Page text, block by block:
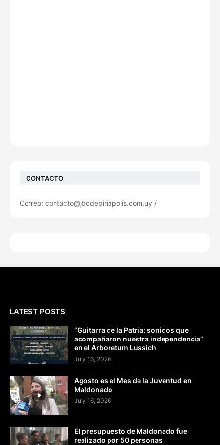
CONTACTO
Correo: contacto@jbcdepiriapolis.com.uy /
LATEST POSTS
“Guitarra de la Patria: sonidos que
acompañaron nuestra independencia”
en el Arboretum Lussich
July 16, 2026
Agosto es el Mes de la Juventud en
Maldonado
July 16, 2026
El presupuesto de Maldonado fue
realizado por 50 personas